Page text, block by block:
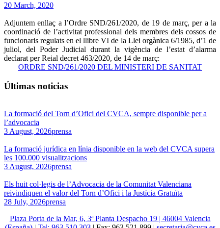
20 March, 2020
Adjuntem enllaç a l’Ordre SND/261/2020, de 19 de març, per a la
coordinació de l’activitat professional dels membres dels cossos de
funcionaris regulats en el llibre VI de la Llei orgànica 6/1985, d’1 de
juliol, del Poder Judicial durant la vigència de l’estat d’alarma
declarat per Reial decret 463/2020, de 14 de març:
ORDRE SND/261/2020 DEL MINISTERI DE SANITAT
Últimas noticias
La formació del Torn d’Ofici del CVCA, sempre disponible per a
l’advocacia
3 August, 2026prensa
La formació jurídica en línia disponible en la web del CVCA supera
les 100.000 visualitzacions
3 August, 2026prensa
Els huit col·legis de l’Advocacia de la Comunitat Valenciana
reivindiquen el valor del Torn d’Ofici i la Justícia Gratuïta
28 July, 2026prensa
Plaza Porta de la Mar, 6, 3ª Planta Despacho 19 | 46004 Valencia